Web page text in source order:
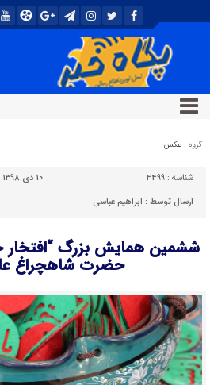
گروه : عکس
شناسه : 4499
10 دی 1398 - 22:08
ارسال توسط : ابراهیم عباسی
ششمین همایش بزرگ
حضرت شاهچراغ